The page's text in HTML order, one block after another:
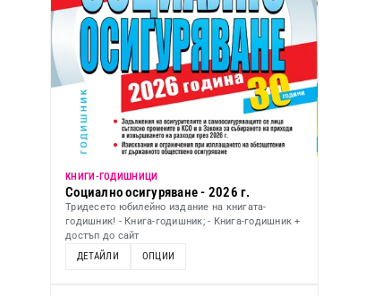
KНИГИ-ГОДИШНИЦИ
Социално осигуряване - 2026 г.
Тридесето юбилейно издание на книгата-
годишник! - Книга-годишник; - Книга-годишник +
достъп до сайт
ДЕТАЙЛИ
ОПЦИИ